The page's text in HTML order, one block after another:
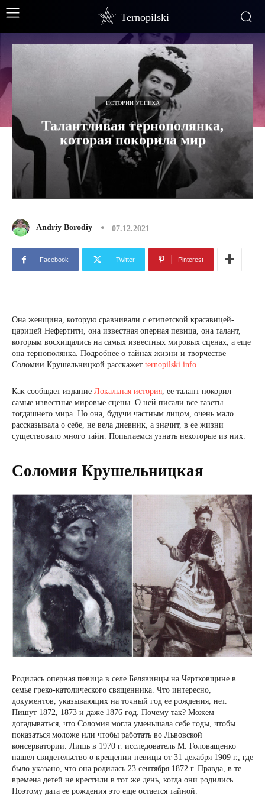
Ternopilski
ИСТОРИИ УСПЕХА
Талантливая тернополянка,
которая покорила мир
Andriy Borodiy 07.12.2021
Facebook Twitter Pinterest
Она женщина, которую сравнивали с египетской красавицей-
царицей Нефертити, она известная оперная певица, она талант,
которым восхищались на самых известных мировых сценах, а еще
она тернополянка. Подробнее о тайнах жизни и творчестве
Соломии Крушельницкой расскажет ternopilski.info.
Как сообщает издание Локальная история, ее талант покорил
самые известные мировые сцены. О ней писали все газеты
тогдашнего мира. Но она, будучи частным лицом, очень мало
рассказывала о себе, не вела дневник, а значит, в ее жизни
существовало много тайн. Попытаемся узнать некоторые из них.
Соломия Крушельницкая
Родилась оперная певица в селе Белявинцы на Чертковщине в
семье греко-католического священника. Что интересно,
документов, указывающих на точный год ее рождения, нет.
Пишут 1872, 1873 и даже 1876 год. Почему так? Можем
догадываться, что Соломия могла уменьшала себе годы, чтобы
показаться моложе или чтобы работать во Львовской
консерватории. Лишь в 1970 г. исследователь М. Головащенко
нашел свидетельство о крещении певицы от 31 декабря 1909 г., где
было указано, что она родилась 23 сентября 1872 г. Правда, в те
времена детей не крестили в тот же день, когда они родились.
Поэтому дата ее рождения это еще остается тайной.